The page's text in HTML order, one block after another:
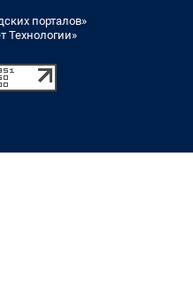
порталов»
Технологии»